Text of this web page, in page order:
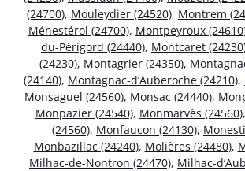
(24700), Mouleydier (24520), Montrem
Ménestérol (24700), Montpeyroux
du-Périgord (24440), Montcaret
(24230), Montagrier (24350),
(24140), Montagnac-d’Auberoche (24210),
Monsaguel (24560), Monsac (24440),
Monpazier (24540), Monmarvès (24560),
(24560), Monfaucon (24130),
Monbazillac (24240), Molières (24480),
Milhac-de-Nontron (24470), Milhac-